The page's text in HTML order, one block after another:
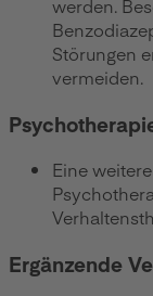
werden.
Störungen
vermeiden.
Eine
Ergänzende